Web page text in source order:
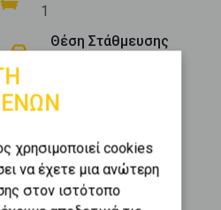
1
Θέση Στάθμευσης
Κατασκευή
1910
χρησιμοποιεί cookies
να έχετε μια ανώτερη
στον ιστότοπο